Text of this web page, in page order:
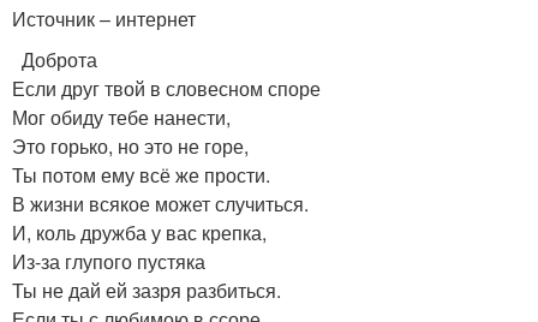
Источник – интернет
Доброта
Если друг твой в словесном споре
Мог обиду тебе нанести,
Это горько, но это не горе,
Ты потом ему всё же прости.
В жизни всякое может случиться.
И, коль дружба у вас крепка,
Из-за глупого пустяка
Ты не дай ей зазря разбиться.